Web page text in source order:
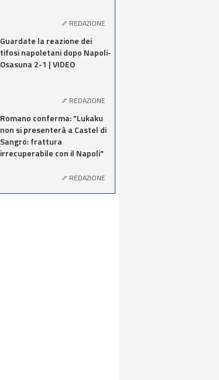
REDAZIONE
Guardate la reazione dei
tifosi napoletani dopo Napoli-
Osasuna 2-1 | VIDEO
REDAZIONE
Romano conferma: "Lukaku
non si presenterà a Castel di
Sangro: frattura
irrecuperabile con il Napoli"
REDAZIONE